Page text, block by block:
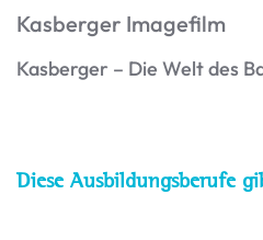
Kasberger Imagefilm
Kasberger – Die Welt des
Diese Ausbildungsberufe